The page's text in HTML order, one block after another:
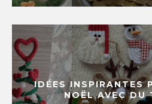
IDÉES INSPIRANTES
NOËL AVEC DU